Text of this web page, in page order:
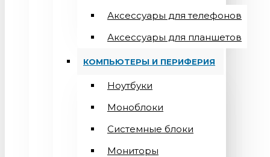
Аксессуары для телефонов
Аксессуары для планшетов
КОМПЬЮТЕРЫ И ПЕРИФЕРИЯ
Ноутбуки
Моноблоки
Системные блоки
Мониторы